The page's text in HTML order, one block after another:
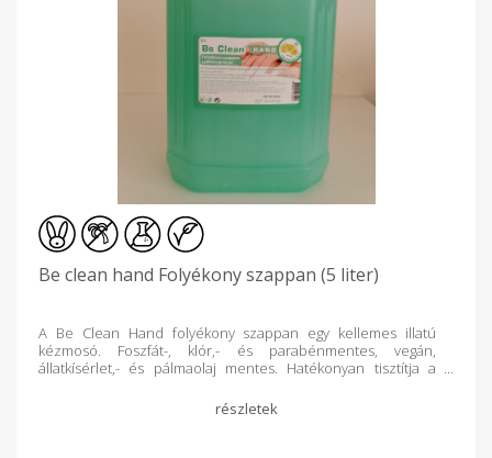
Be clean hand Folyékony szappan (5 liter)
A Be Clean Hand folyékony szappan egy kellemes illatú
kézmosó. Foszfát-, klór,- és parabénmentes, vegán,
állatkísérlet,- és pálmaolaj mentes. Hatékonyan tisztítja a
szőlőmagolaj a bőr felső rétegeit vitaminnal látja el, regenerál
és gátolja a kiszáradást. 1 ml-t adagoljunk a kézre, majd bő